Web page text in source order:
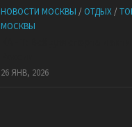
НОВОСТИ МОСКВЫ / ОТДЫХ /
МОСКВЫ
26 ЯНВ, 2026